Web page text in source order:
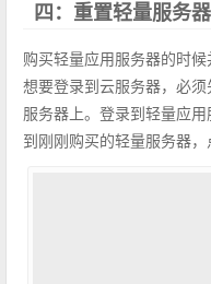
四：重置轻量服务
购买轻量应用服务器的时候
想要登录到云服务器，必
服务器上。登录到轻量应
到刚刚购买的轻量服务器，